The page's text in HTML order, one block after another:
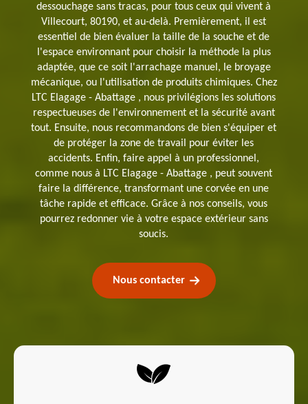
dessouchage sans tracas, pour tous ceux qui vivent à
Villecourt, 80190, et au-delà. Premièrement, il est
essentiel de bien évaluer la taille de la souche et de
l'espace environnant pour choisir la méthode la plus
adaptée, que ce soit l'arrachage manuel, le broyage
mécanique, ou l'utilisation de produits chimiques. Chez
LTC Elagage - Abattage , nous privilégions les solutions
respectueuses de l'environnement et la sécurité avant
tout. Ensuite, nous recommandons de bien s'équiper et
de protéger la zone de travail pour éviter les
accidents. Enfin, faire appel à un professionnel,
comme nous à LTC Elagage - Abattage , peut souvent
faire la différence, transformant une corvée en une
tâche rapide et efficace. Grâce à nos conseils, vous
pourrez redonner vie à votre espace extérieur sans
soucis.
Nous contacter